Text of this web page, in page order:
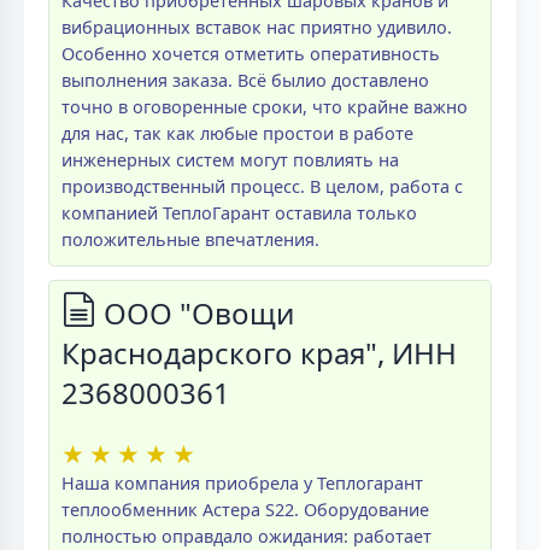
вибрационных вставок нас приятно удивило.
Особенно хочется отметить оперативность
выполнения заказа. Всё былио доставлено
точно в оговоренные сроки, что крайне важно
для нас, так как любые простои в работе
инженерных систем могут повлиять на
производственный процесс. В целом, работа с
компанией ТеплоГарант оставила только
положительные впечатления.
ООО "Овощи
Краснодарского края", ИНН
2368000361
★ ★ ★ ★ ★
Наша компания приобрела у Теплогарант
теплообменник Астера S22. Оборудование
полностью оправдало ожидания: работает